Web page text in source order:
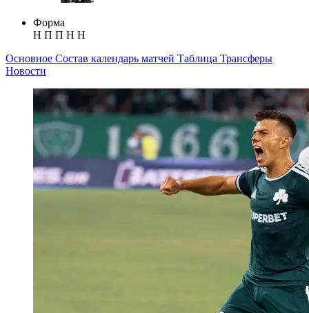
Форма
Н П П Н Н
Основное Состав календарь матчей Таблица Трансферы
Новости